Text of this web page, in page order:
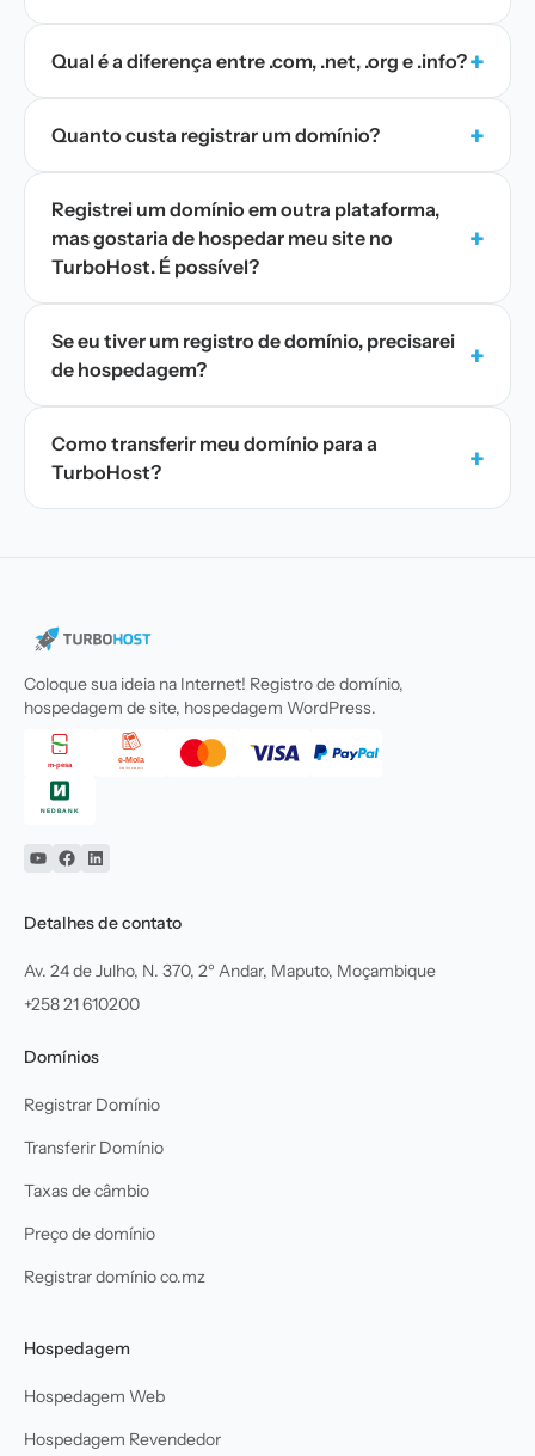
Qual é a diferença entre .com, .net, .org e .info?+
Quanto custa registrar um domínio? +
Registrei um domínio em outra plataforma,
mas gostaria de hospedar meu site no
TurboHost. É possível?
+
Se eu tiver um registro de domínio, precisarei
de hospedagem?
+
Como transferir meu domínio para a
TurboHost?
+
Coloque sua ideia na Internet! Registro de domínio,
hospedagem de site, hospedagem WordPress.
YouTube
Facebook
Linkedin
Detalhes de contato
Av. 24 de Julho, N. 370, 2º Andar, Maputo, Moçambique
+258 21 610200
Domínios
Registrar Domínio
Transferir Domínio
Taxas de câmbio
Preço de domínio
Registrar domínio co.mz
Hospedagem
Hospedagem Web
Hospedagem Revendedor